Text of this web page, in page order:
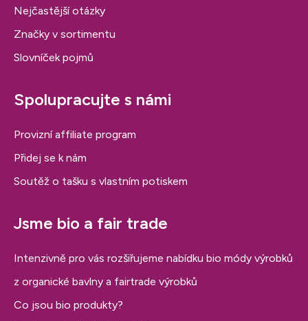
Nejčastější otázky
Značky v sortimentu
Slovníček pojmů
Spolupracujte s námi
Provizní affiliate program
Přidej se k nám
Soutěž o tašku s vlastním potiskem
Jsme bio a fair trade
Intenzivně pro vás rozšiřujeme nabídku bio módy výrobků
z organické bavlny a fairtrade výrobků
Co jsou bio produkty?